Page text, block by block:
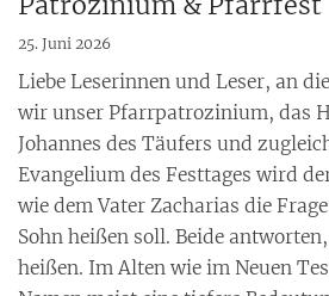
25. Juni 2026
Liebe Leserinnen und Leser, an
wir unser Pfarrpatrozinium, das
Johannes des Täufers und
Evangelium des Festtages wird
wie dem Vater Zacharias die
Sohn heißen soll. Beide
heißen. Im Alten wie im Neuen